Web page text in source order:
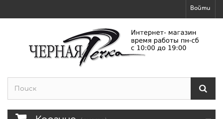
Войти